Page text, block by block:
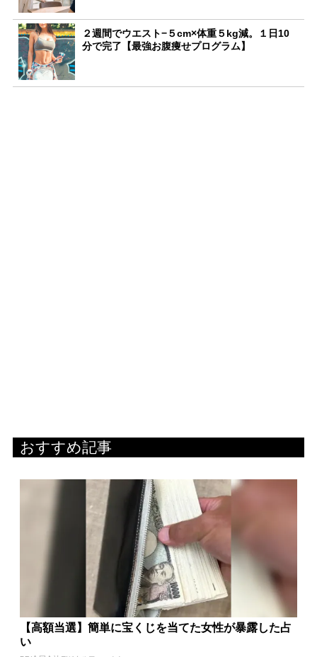
２週間でウエスト−５cm×体重５kg減。１日10
分で完了【最強お腹痩せプログラム】
おすすめ記事
【高額当選】簡単に宝くじを当てた女性が暴露した占
い